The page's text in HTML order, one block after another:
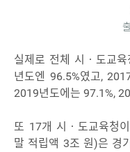
실제로 전체 시‧도교
년도엔 96.5%였고,
2019년도에는 97.1%,
또 17개 시‧도교육청
말 적립액 3조 원)은 경